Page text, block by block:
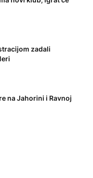
zadali
na Jahorini i Ravnoj